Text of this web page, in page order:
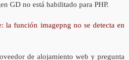
GD no está habilitado para PHP.
la función imagepng no se detecta en
de alojamiento web y pregunta